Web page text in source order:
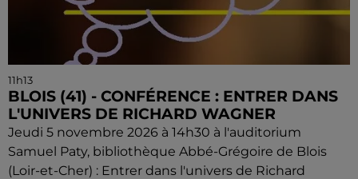
11h13
BLOIS (41) - CONFÉRENCE : ENTRER DANS
L'UNIVERS DE RICHARD WAGNER
Jeudi 5 novembre 2026 à 14h30 à l'auditorium
Samuel Paty, bibliothèque Abbé-Grégoire de Blois
(Loir-et-Cher) : Entrer dans l'univers de Richard